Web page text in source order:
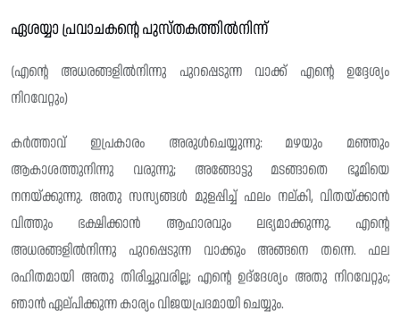
ഏശയ്യാ പ്രവാചകന്റെ പുസ്തകത്തിൽനിന്ന്
(എൻ്റെ അധരങ്ങളിൽനിന്നു പുറപ്പെടുന്ന വാക്ക് എൻ്റെ ഉദ്ദേശ്യം
നിറവേറ്റും)
കർത്താവ് ഇപ്രകാരം അരുൾചെയ്യുന്നു: മഴയും മഞ്ഞും
ആകാശത്തുനിന്നു വരുന്നു; അങ്ങോട്ടു മടങ്ങാതെ ഭൂമിയെ
നനയ്ക്കുന്നു. അതു സസ്യങ്ങൾ മുളപ്പിച്ച് ഫലം നല്കി, വിതയ്ക്കാൻ
വിത്തും ഭക്ഷിക്കാൻ ആഹാരവും ലഭ്യമാക്കുന്നു. എന്റെ
അധരങ്ങളിൽനിന്നു പുറപ്പെടുന്ന വാക്കും അങ്ങനെ തന്നെ. ഫല
രഹിതമായി അതു തിരിച്ചുവരില്ല; എന്റെ ഉദ്‌ദേശ്യം അതു നിറവേറ്റും;
ഞാൻ ഏല്പിക്കുന്ന കാര്യം വിജയപ്രദമായി ചെയ്യും.